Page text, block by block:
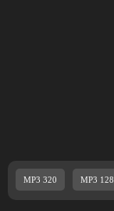
MP3 320 MP3 128